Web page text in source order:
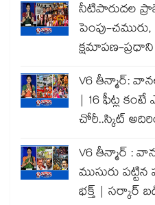
నీటిపారుదల
పెంపు-చమురు,
క్షమాపణ-
V6 తీన్మార్:
| 16 ఫీట్ల కంటే
చోరీ..స్కిట్
V6 తీన్మార్ :
ముసురు
భక్త్ | సర్కార్